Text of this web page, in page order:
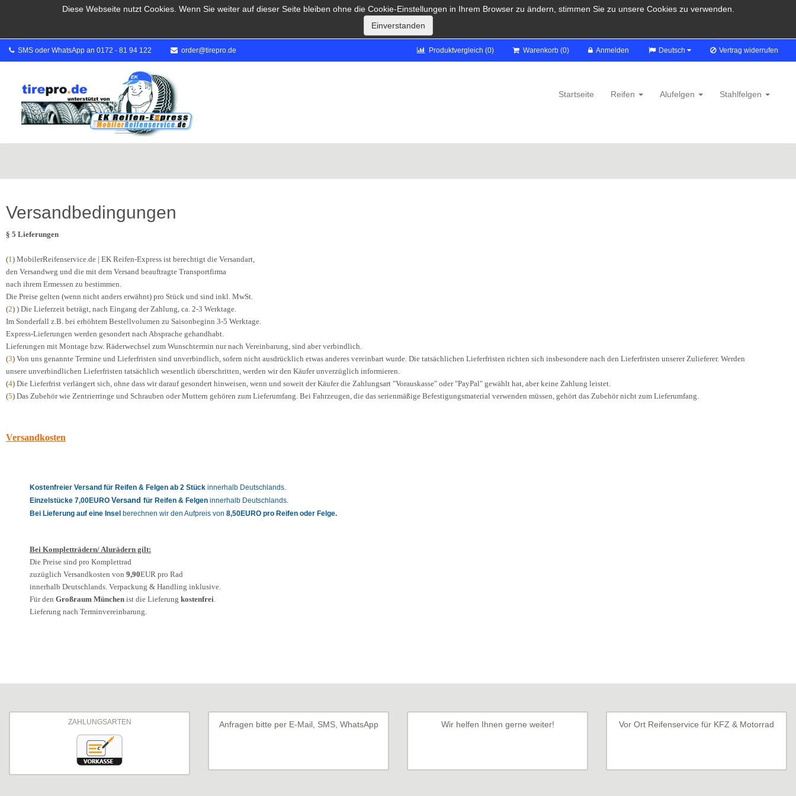
Diese Webseite nutzt Cookies. Wenn Sie weiter auf dieser Seite bleiben ohne die Cookie-Einstellungen in Ihrem Browser zu ändern, stimmen Sie zu unsere Cookies zu verwenden.
SMS oder WhatsApp an 0172 - 81 94 122 order@tirepro.de Produktvergleich (0) Warenkorb (0) Anmelden Deutsch Vertrag widerrufen
Startseite Reifen Alufelgen Stahlfelgen
Versandbedingungen
§ 5 Lieferungen
(1) MobilerReifenservice.de | EK Reifen-Express ist berechtigt die Versandart,
den Versandweg und die mit dem Versand beauftragte Transportfirma
nach ihrem Ermessen zu bestimmen.
Die Preise gelten (wenn nicht anders erwähnt) pro Stück und sind inkl. MwSt.
(2) ) Die Lieferzeit beträgt, nach Eingang der Zahlung, ca. 2-3 Werktage.
Im Sonderfall z.B. bei erhöhtem Bestellvolumen zu Saisonbeginn 3-5 Werktage.
Express-Lieferungen werden gesondert nach Absprache gehandhabt.
Lieferungen mit Montage bzw. Räderwechsel zum Wunschtermin nur nach Vereinbarung, sind aber verbindlich.
(3) Von uns genannte Termine und Lieferfristen sind unverbindlich, sofern nicht ausdrücklich etwas anderes vereinbart wurde. Die tatsächlichen Lieferfristen richten sich insbesondere nach den Lieferfristen unserer Zulieferer. Werden
unsere unverbindlichen Lieferfristen tatsächlich wesentlich überschritten, werden wir den Käufer unverzüglich informieren.
(4) Die Lieferfrist verlängert sich, ohne dass wir darauf gesondert hinweisen, wenn und soweit der Käufer die Zahlungsart "Vorauskasse" oder "PayPal" gewählt hat, aber keine Zahlung leistet.
(5) Das Zubehör wie Zentrierringe und Schrauben oder Muttern gehören zum Lieferumfang. Bei Fahrzeugen, die das serienmäßige Befestigungsmaterial verwenden müssen, gehört das Zubehör nicht zum Lieferumfang.
Versandkosten
Kostenfreier Versand für Reifen & Felgen ab 2 Stück innerhalb Deutschlands.
Einzelstücke 7,00EURO Versand für Reifen & Felgen innerhalb Deutschlands.
Bei Lieferung auf eine Insel berechnen wir den Aufpreis von 8,50EURO pro Reifen oder Felge.
Bei Kompletträdern/ Alurädern gilt:
Die Preise sind pro Komplettrad
zuzüglich Versandkosten von 9,90EUR pro Rad
innerhalb Deutschlands. Verpackung & Handling inklusive.
Für den Großraum München ist die Lieferung kostenfrei.
Lieferung nach Terminvereinbarung.
ZAHLUNGSARTEN Anfragen bitte per E-Mail, SMS, WhatsApp Wir helfen Ihnen gerne weiter! Vor Ort Reifenservice für KFZ & Motorrad